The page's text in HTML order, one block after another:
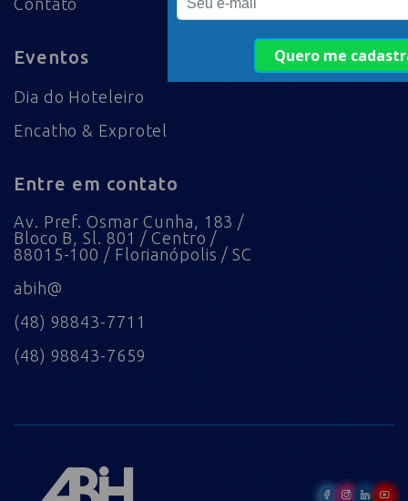
Eventos
Dia do Hoteleiro
Encatho & Exprotel
Entre em contato
Av. Pref. Osmar Cunha, 183 /
Bloco B, Sl. 801 / Centro /
88015-100 / Florianópolis / SC
abih@
(48) 98843-7711
(48) 98843-7659